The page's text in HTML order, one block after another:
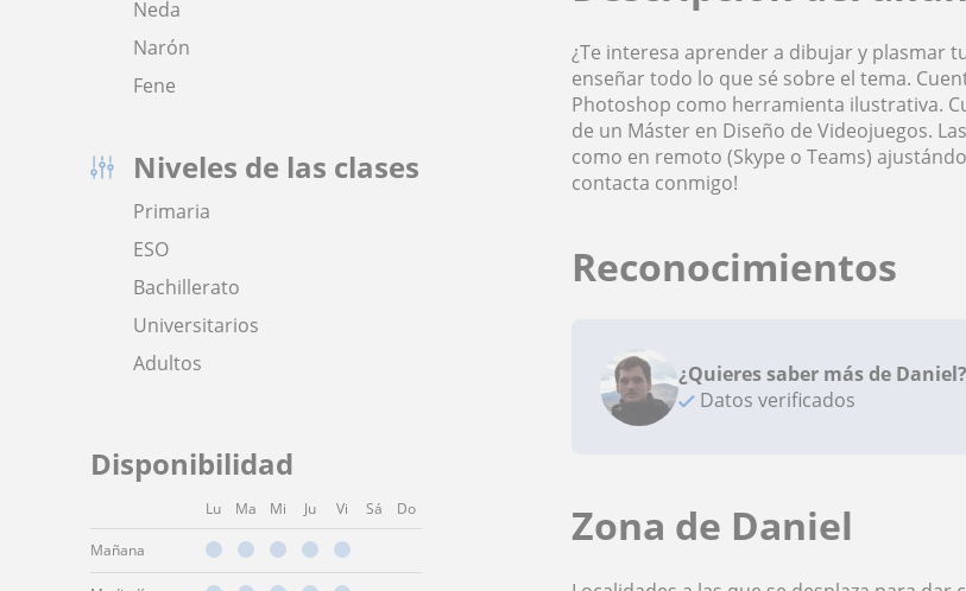
Neda
Narón
Fene
Niveles de las clases
Primaria
ESO
Bachillerato
Universitarios
Adultos
Disponibilidad
Lu Ma Mi Ju Vi Sá Do
Mañana
¿Te interesa aprender a dibujar y plasmar
enseñar todo lo que sé sobre el tema.
Photoshop como herramienta ilustrativa.
de un Máster en Diseño de Videojuegos.
como en remoto (Skype o Teams)
contacta conmigo!
Reconocimientos
¿Quieres saber más de Daniel?
Datos verificados
Zona de Daniel